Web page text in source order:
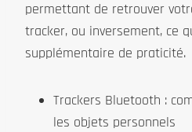
permettant de retrouver
tracker, ou inversement, ce
supplémentaire de praticité.
Trackers Bluetooth :
les objets personnels